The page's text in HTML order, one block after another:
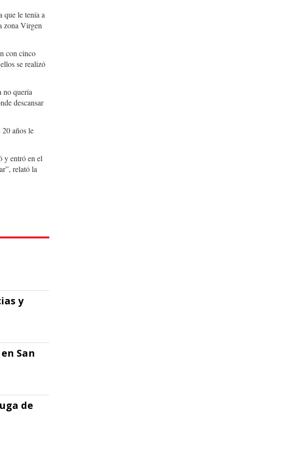
que le tenía a
zona Virgen
con cinco
se realizó
no quería
descansar
años le
y entró en el
relató la
y
San
de